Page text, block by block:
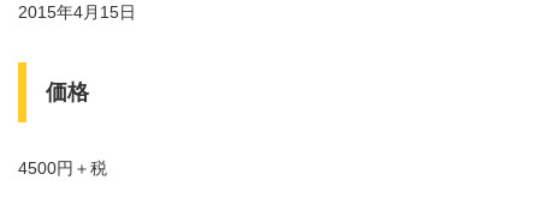
2015年4月15日
価格
4500円＋税